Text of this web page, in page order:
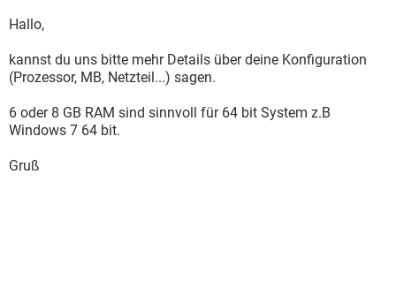
Hallo,
kannst du uns bitte mehr Details über deine Konfiguration
(Prozessor, MB, Netzteil...) sagen.
6 oder 8 GB RAM sind sinnvoll für 64 bit System z.B
Windows 7 64 bit.
Gruß